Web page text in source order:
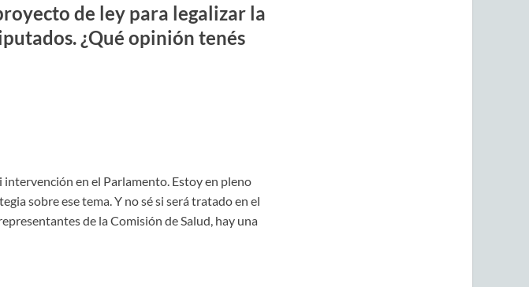
de ley para legalizar la
¿Qué opinión tenés
intervención en el Parlamento. Estoy en pleno
sobre ese tema. Y no sé si será tratado en el
de la Comisión de Salud, hay una